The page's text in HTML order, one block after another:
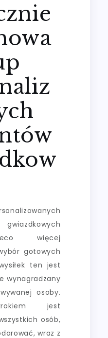
więcej
gotowych
ten jest
wynagradzany
osoby.
jest
osób,
wraz z